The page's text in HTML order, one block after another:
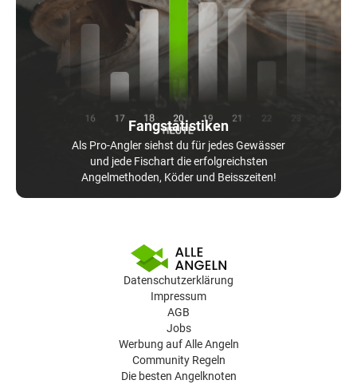
Fangstatistiken
Als Pro-Angler siehst du für jedes Gewässer
und jede Fischart die erfolgreichsten
Angelmethoden, Köder und Beisszeiten!
Datenschutzerklärung
Impressum
AGB
Jobs
Werbung auf Alle Angeln
Community Regeln
Die besten Angelknoten